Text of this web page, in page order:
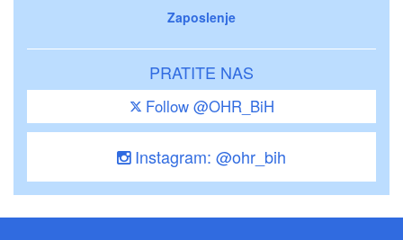
Zaposlenje
PRATITE NAS
Follow @OHR_BiH
Instagram: @ohr_bih